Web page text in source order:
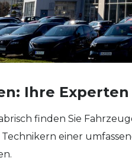
Ihre
finden Sie
einer